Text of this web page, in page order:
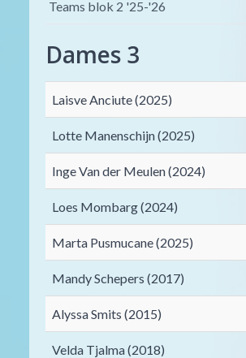
Teams blok 2 '25-'26
Dames 3
Laisve Anciute (2025)
Lotte Manenschijn (2025)
Inge Van der Meulen (2024)
Loes Mombarg (2024)
Marta Pusmucane (2025)
Mandy Schepers (2017)
Alyssa Smits (2015)
Velda Tjalma (2018)